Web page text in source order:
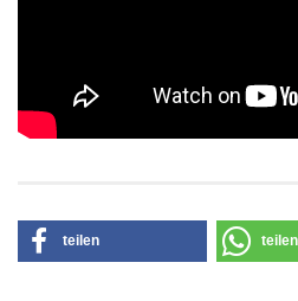
teilen teilen